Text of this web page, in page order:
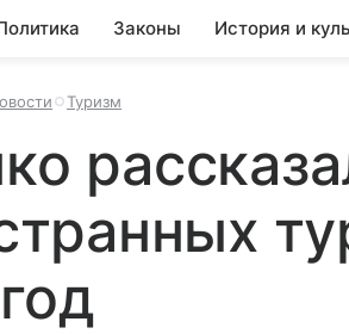
Законы История и
Туризм